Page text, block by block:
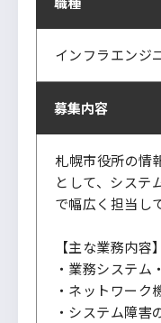
インフラエンジ
募集内容
札幌市役所の情
として、システ
で幅広く担当し
【主な業務内容】
・業務システム
・ネットワーク
・システム障害